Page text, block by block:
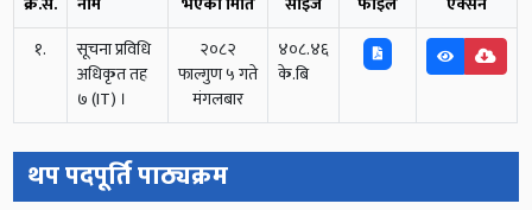
१.
सूचना प्रविधि
अधिकृत तह
७ (IT) ।
२०८२
फाल्गुण ५ गते
मंगलबार
४०८.४६
के.बि
थप पदपूर्ति पाठ्यक्रम